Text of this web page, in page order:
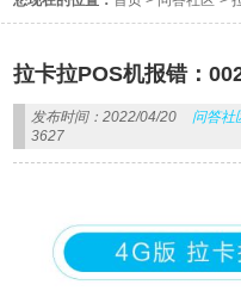
拉卡拉POS机报错：
发布时间：2022/04/20 问答社
3627